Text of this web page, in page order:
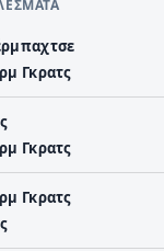
Γκρατς
Γκρατς
Γκρατς